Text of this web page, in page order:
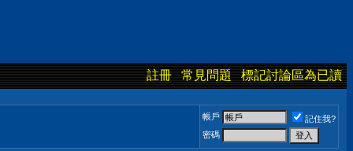
註冊 常見問題 標記討論區為已讀
帳戶
記住我?
密碼